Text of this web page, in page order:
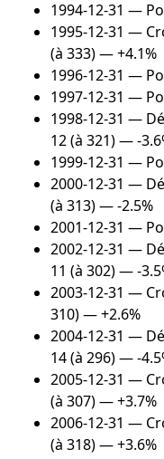
1994-12-31 —
1995-12-31 —
(à 333) — +4.1%
1996-12-31 —
1997-12-31 —
1998-12-31 —
12 (à 321) — -
1999-12-31 —
2000-12-31 —
(à 313) — -2.5%
2001-12-31 —
2002-12-31 —
11 (à 302) — -
2003-12-31 —
310) — +2.6%
2004-12-31 —
14 (à 296) — -
2005-12-31 —
(à 307) — +3.7%
2006-12-31 —
(à 318) — +3.6%